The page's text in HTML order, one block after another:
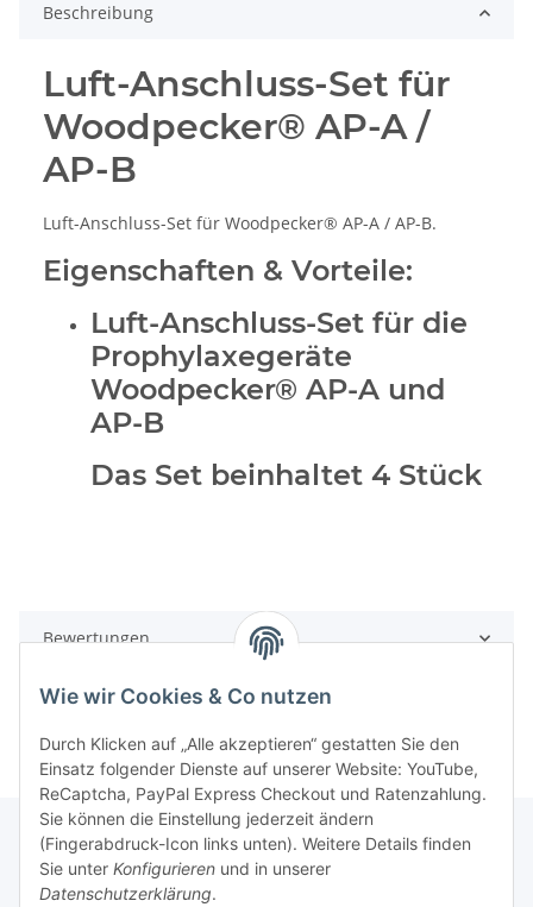
Beschreibung
Luft-Anschluss-Set für
Woodpecker® AP-A /
AP-B
Luft-Anschluss-Set für Woodpecker® AP-A / AP-B.
Eigenschaften & Vorteile:
Luft-Anschluss-Set für die
Prophylaxegeräte
Woodpecker® AP-A und
AP-B
Das Set beinhaltet 4 Stück
Bewertungen
Rechtliche Hinweise
Wie wir Cookies & Co nutzen
Durch Klicken auf „Alle akzeptieren“ gestatten Sie den
Einsatz folgender Dienste auf unserer Website: YouTube,
ReCaptcha, PayPal Express Checkout und Ratenzahlung.
Sie können die Einstellung jederzeit ändern
(Fingerabdruck-Icon links unten). Weitere Details finden
Sie unter Konfigurieren und in unserer
Datenschutzerklärung.